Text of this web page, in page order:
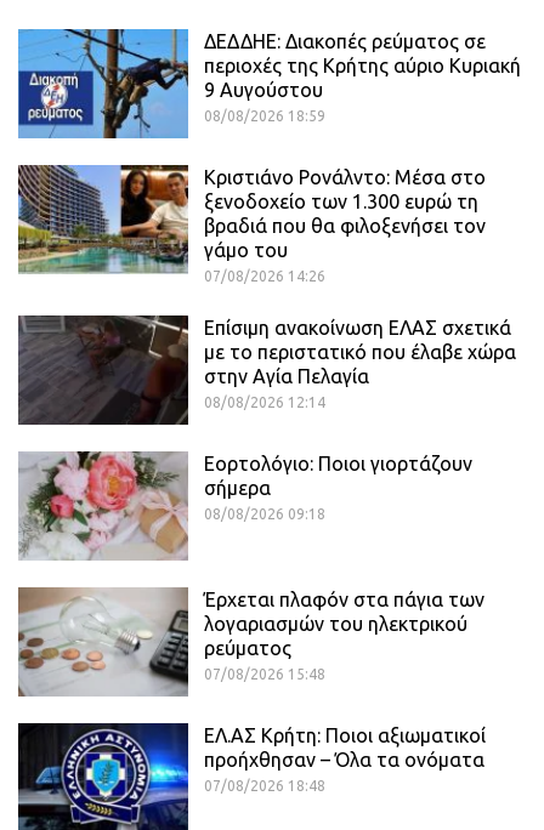
ΔΕΔΔΗΕ: Διακοπές ρεύματος σε
περιοχές της Κρήτης αύριο Κυριακή
9 Αυγούστου
08/08/2026 18:59
Κριστιάνο Ρονάλντο: Μέσα στο
ξενοδοχείο των 1.300 ευρώ τη
βραδιά που θα φιλοξενήσει τον
γάμο του
07/08/2026 14:26
Επίσιμη ανακοίνωση ΕΛΑΣ σχετικά
με το περιστατικό που έλαβε χώρα
στην Αγία Πελαγία
08/08/2026 12:14
Εορτολόγιο: Ποιοι γιορτάζουν
σήμερα
08/08/2026 09:18
Έρχεται πλαφόν στα πάγια των
λογαριασμών του ηλεκτρικού
ρεύματος
07/08/2026 15:48
ΕΛ.ΑΣ Κρήτη: Ποιοι αξιωματικοί
προήχθησαν – Όλα τα ονόματα
07/08/2026 18:48